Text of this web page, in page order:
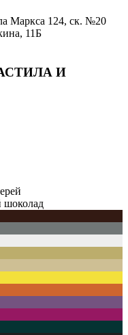
Маркса 124, ск. №20
11Б
И
шоколад